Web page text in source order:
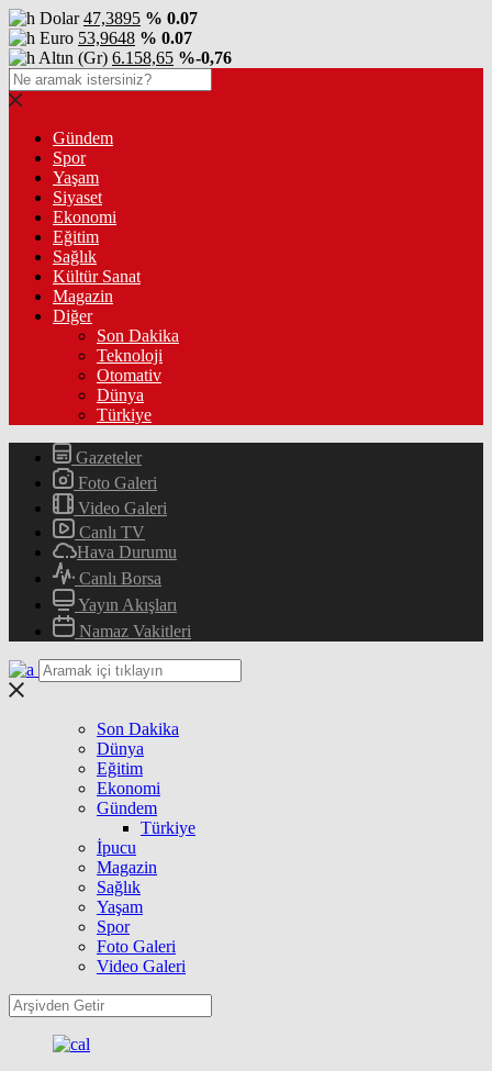
Dolar47,3895 % 0.07
Euro 53,9648 % 0.07
Altın (Gr) 6.158,65 %-0,76
Gündem
Spor
Yaşam
Siyaset
Ekonomi
Eğitim
Sağlık
Kültür Sanat
Magazin
Diğer
Son Dakika
Teknoloji
Otomativ
Dünya
Türkiye
Gazeteler
Foto Galeri
Video Galeri
Canlı TV
Hava Durumu
Canlı Borsa
Yayın Akışları
Namaz Vakitleri
Son Dakika
Dünya
Eğitim
Ekonomi
Gündem
Türkiye
İpucu
Magazin
Sağlık
Yaşam
Spor
Foto Galeri
Video Galeri